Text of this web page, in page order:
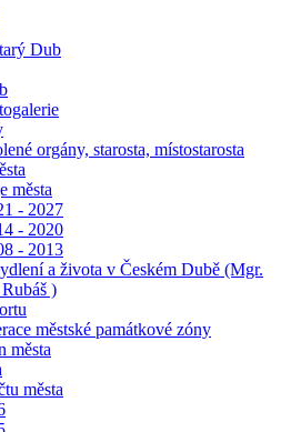
Dub
orgány, starosta, místostarosta
města
- 2027
- 2020
- 2013
a života v Českém Dubě (Mgr.
)
městské památkové zóny
města
města